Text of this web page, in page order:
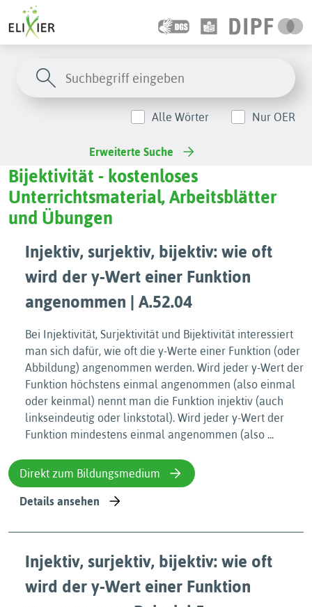
Alle Wörter Nur OER
Erweiterte Suche
Bijektivität - kostenloses
Unterrichtsmaterial, Arbeitsblätter
und Übungen
Injektiv, surjektiv, bijektiv: wie oft
wird der y-Wert einer Funktion
angenommen | A.52.04
Bei Injektivität, Surjektivität und Bijektivität interessiert
man sich dafür, wie oft die y-Werte einer Funktion (oder
Abbildung) angenommen werden. Wird jeder y-Wert der
Funktion höchstens einmal angenommen (also einmal
oder keinmal) nennt man die Funktion injektiv (auch
linkseindeutig oder linkstotal). Wird jeder y-Wert der
Funktion mindestens einmal angenommen (also ...
Direkt zum Bildungsmedium
Details ansehen
Injektiv, surjektiv, bijektiv: wie oft
wird der y-Wert einer Funktion